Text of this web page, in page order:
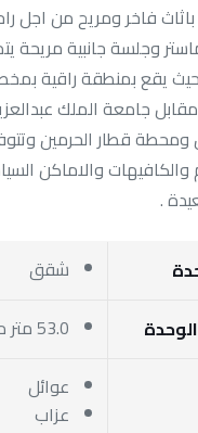
فاخر ومريح من اجل
وجلسة جانبية مريحة
حيث يقع بمنطقة راقية
جامعة الملك
قطار الحرمين
والاماكن
.
شقق
53.0 متر مربع
عوائل
عزاب